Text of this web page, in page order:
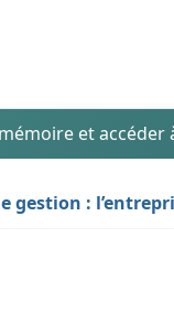
et accéder
gestion :